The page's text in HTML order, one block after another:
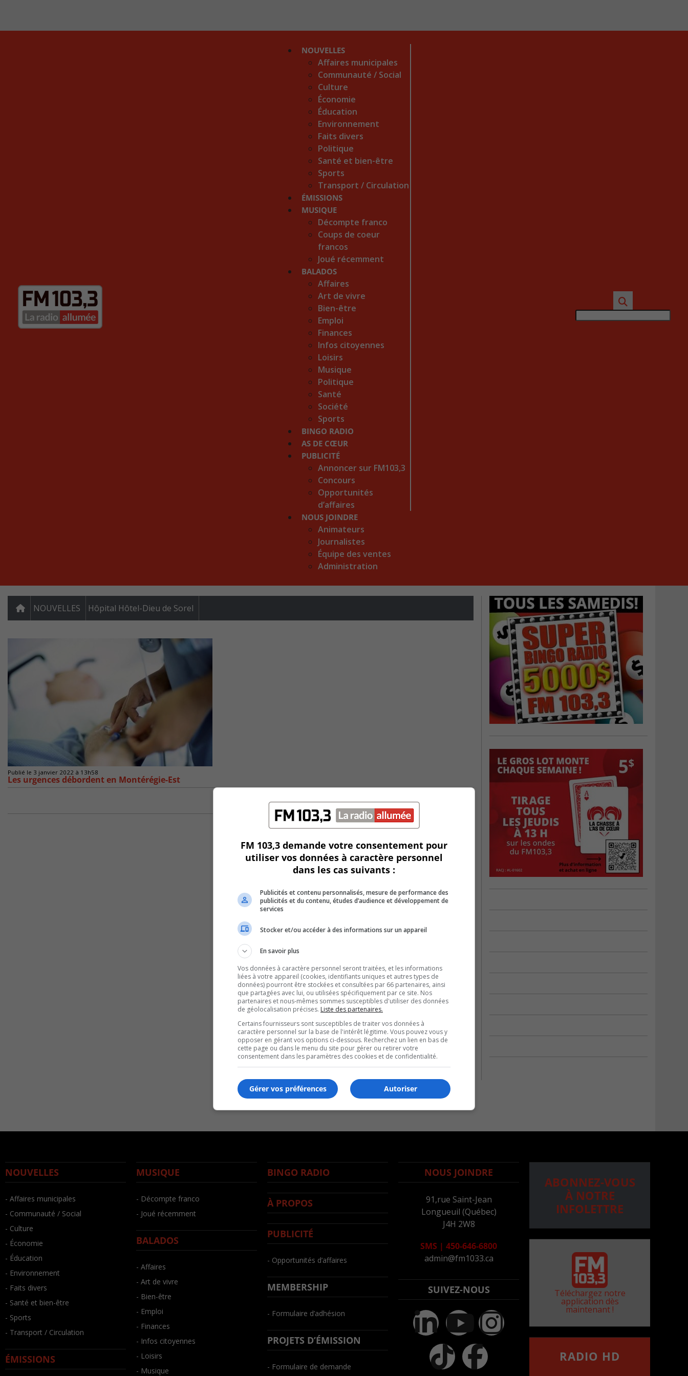
NOUVELLES
Affaires municipales
Communauté / Social
Culture
Économie
Éducation
Environnement
Faits divers
Politique
Santé et bien-être
Sports
Transport / Circulation
ÉMISSIONS
MUSIQUE
Décompte franco
Coups de coeur
francos
Joué récemment
BALADOS
Affaires
Art de vivre
Bien-être
Emploi
Finances
Infos citoyennes
Loisirs
Musique
Politique
Santé
Société
Sports
BINGO RADIO
AS DE CŒUR
PUBLICITÉ
Annoncer sur FM103,3
Concours
Opportunités
d’affaires
NOUS JOINDRE
Animateurs
Journalistes
Équipe des ventes
Administration
NOUVELLES Hôpital Hôtel-Dieu de Sorel
Publié le 3 janvier 2022 à 13h58
Les urgences débordent en Montérégie-Est
NOUVELLES
- Affaires municipales
- Communauté / Social
- Culture
- Économie
- Éducation
- Environnement
- Faits divers
- Santé et bien-être
- Sports
- Transport / Circulation
ÉMISSIONS
MUSIQUE
- Décompte franco
- Joué récemment
BALADOS
- Affaires
- Art de vivre
- Bien-être
- Emploi
- Finances
- Infos citoyennes
- Loisirs
- Musique
BINGO RADIO
À PROPOS
PUBLICITÉ
- Opportunités d’affaires
MEMBERSHIP
- Formulaire d’adhésion
PROJETS D’ÉMISSION
- Formulaire de demande
NOUS JOINDRE
91,rue Saint-Jean
Longueuil (Québec)
J4H 2W8
SMS | 450-646-6800
admin@fm1033.ca
SUIVEZ-NOUS
ABONNEZ-VOUS
À NOTRE
INFOLETTRE
Téléchargez notre
application dès
maintenant !
RADIO HD
FM 103,3 demande votre consentement pour
utiliser vos données à caractère personnel
dans les cas suivants :
Publicités et contenu personnalisés, mesure de performance des
publicités et du contenu, études d’audience et développement de
services
Stocker et/ou accéder à des informations sur un appareil
En savoir plus
Vos données à caractère personnel seront traitées, et les informations
liées à votre appareil (cookies, identifiants uniques et autres types de
données) pourront être stockées et consultées par 66 partenaires, ainsi
que partagées avec lui, ou utilisées spécifiquement par ce site. Nos
partenaires et nous-mêmes sommes susceptibles d'utiliser des données
de géolocalisation précises. Liste des partenaires.
Certains fournisseurs sont susceptibles de traiter vos données à
caractère personnel sur la base de l'intérêt légitime. Vous pouvez vous y
opposer en gérant vos options ci-dessous. Recherchez un lien en bas de
cette page ou dans le menu du site pour gérer ou retirer votre
consentement dans les paramètres des cookies et de confidentialité.
Autoriser
Gérer vos préférences